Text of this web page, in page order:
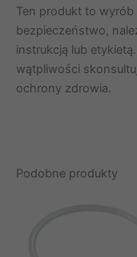
Ten produkt to
bezpieczeństwo,
instrukcją lub
wątpliwości
ochrony zdrowia.
Podobne produkty